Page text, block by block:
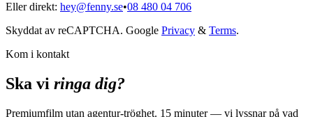
Eller direkt: hey@fenny.se•08 480 04 706
Skyddat av reCAPTCHA. Google Privacy & Terms.
Kom i kontakt
Ska vi ringa dig?
Premiumfilm utan agentur-tröghet. 15 minuter — vi lyssnar på vad